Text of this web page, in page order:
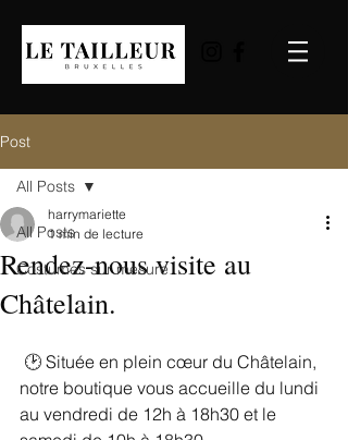
Post
All Posts
Costumes sur mesure
All Posts
Rendez-nous visite au
Châtelain.
harrymariette
1 min de lecture
notre boutique vous accueille du lundi
au vendredi de 12h à 18h30 et le